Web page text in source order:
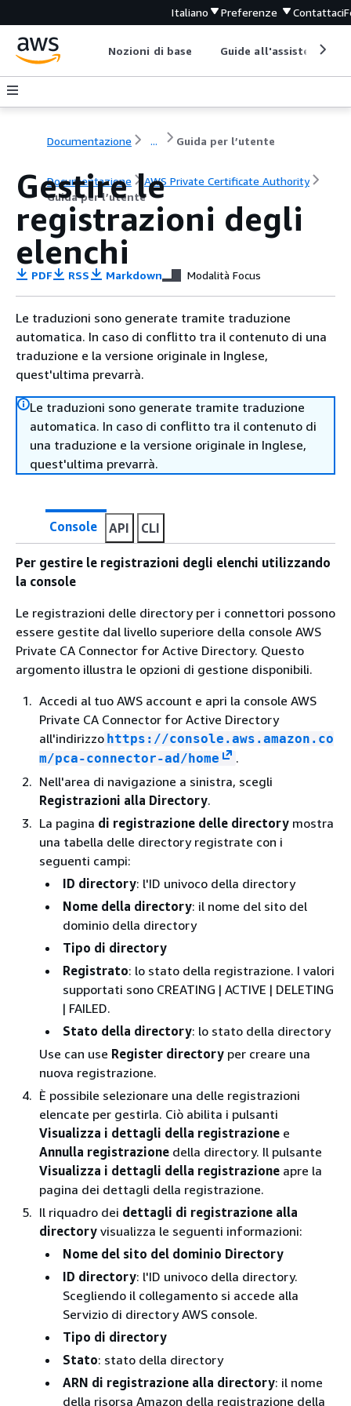
Italiano Preferenze Contattaci
Nozioni di base Guide all'assistenza
Documentazione ... Guida per l’utente
Documentazione
AWS Private Certificate Authority
Guida per l’utente
Gestire le
registrazioni degli
elenchi
PDF RSS Markdown Modalità Focus
Le traduzioni sono generate tramite traduzione
automatica. In caso di conflitto tra il contenuto di una
traduzione e la versione originale in Inglese,
quest'ultima prevarrà.
Le traduzioni sono generate tramite traduzione
automatica. In caso di conflitto tra il contenuto di
una traduzione e la versione originale in Inglese,
quest'ultima prevarrà.
Console API CLI
Per gestire le registrazioni degli elenchi utilizzando
la console
Le registrazioni delle directory per i connettori possono
essere gestite dal livello superiore della console AWS
Private CA Connector for Active Directory. Questo
argomento illustra le opzioni di gestione disponibili.
Accedi al tuo AWS account e apri la console AWS
Private CA Connector for Active Directory
all'indirizzo https://console.aws.amazon.co
m/pca-connector-ad/home
.
Nell'area di navigazione a sinistra, scegli
Registrazioni alla Directory.
La pagina di registrazione delle directory mostra
una tabella delle directory registrate con i
seguenti campi:
ID directory: l'ID univoco della directory
Nome della directory: il nome del sito del
dominio della directory
Tipo di directory
Registrato: lo stato della registrazione. I valori
supportati sono CREATING | ACTIVE | DELETING
| FAILED.
Stato della directory: lo stato della directory
Use can use Register directory per creare una
nuova registrazione.
È possibile selezionare una delle registrazioni
elencate per gestirla. Ciò abilita i pulsanti
Visualizza i dettagli della registrazione e
Annulla registrazione della directory. Il pulsante
Visualizza i dettagli della registrazione apre la
pagina dei dettagli della registrazione.
Il riquadro dei dettagli di registrazione alla
directory visualizza le seguenti informazioni:
Nome del sito del dominio Directory
ID directory: l'ID univoco della directory.
Scegliendo il collegamento si accede alla
Servizio di directory AWS console.
Tipo di directory
Stato: stato della directory
ARN di registrazione alla directory: il nome
della risorsa Amazon della registrazione della